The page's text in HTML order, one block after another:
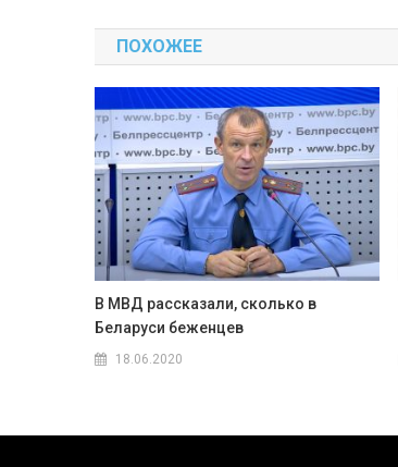
по
записям
ПОХОЖЕЕ
В МВД рассказали, сколько в
Беларуси беженцев
18.06.2020